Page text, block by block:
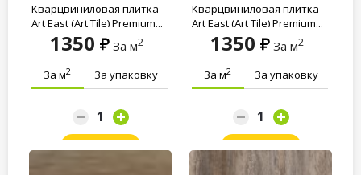
Кварцвиниловая плитка
Art East (Art Tile) Premium...
1350 За м2
За м2 За упаковку
Кварцвиниловая плитка
Art East (Art Tile) Premium...
1350 За м2
За м2 За упаковку